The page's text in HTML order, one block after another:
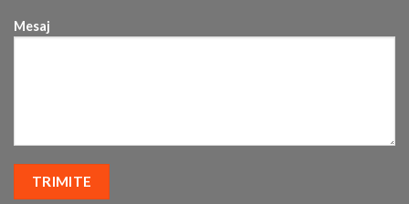
Mesaj